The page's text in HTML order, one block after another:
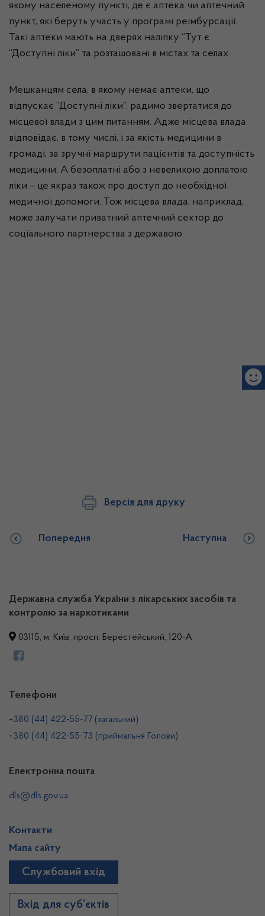
якому населеному пункті, де є аптека чи аптечний
пункт, які беруть участь у програмі реімбурсації.
Такі аптеки мають на дверях наліпку “Тут є
“Доступні ліки” та розташовані в містах та селах.
Мешканцям села, в якому немає аптеки, що
відпускає “Доступні ліки”, радимо звертатися до
місцевої влади з цим питанням. Адже місцева влада
відповідає, в тому числі, і за якість медицини в
громаді, за зручні маршрути пацієнтів та доступність
медицини. А безоплатні або з невеликою доплатою
ліки – це якраз також про доступ до необхідної
медичної допомоги. Тож місцева влада, наприклад,
може залучати приватний аптечний сектор до
соціального партнерства з державою.
Версія для друку
Попередня Наступна
Державна служба України з лікарських засобів та
контролю за наркотиками
03115, м. Київ, просп. Берестейський, 120-А
Телефони
+380 (44) 422-55-77 (загальний)
+380 (44) 422-55-73 (приймальня Голови)
Електронна пошта
dls@dls.gov.ua
Контакти
Мапа сайту
Службовий вхід
Вхід для суб’єктів